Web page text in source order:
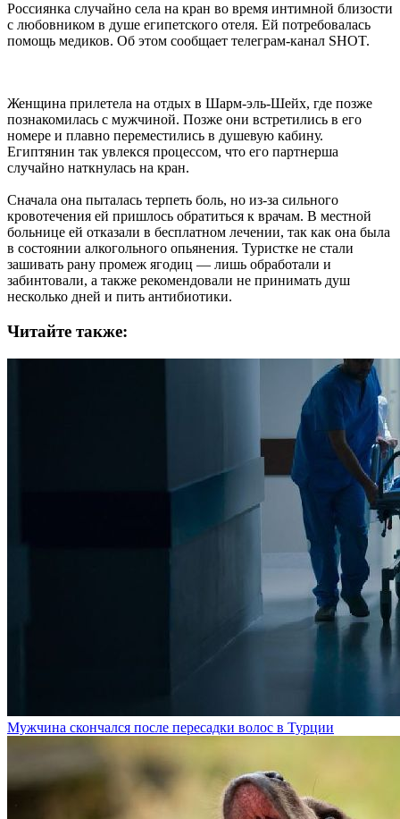
Россиянка случайно села на кран во время интимной близости
с любовником в душе египетского отеля. Ей потребовалась
помощь медиков. Об этом сообщает телеграм-канал SHOT.
Женщина прилетела на отдых в Шарм-эль-Шейх, где позже
познакомилась с мужчиной. Позже они встретились в его
номере и плавно переместились в душевую кабину.
Египтянин так увлекся процессом, что его партнерша
случайно наткнулась на кран.
Сначала она пыталась терпеть боль, но из-за сильного
кровотечения ей пришлось обратиться к врачам. В местной
больнице ей отказали в бесплатном лечении, так как она была
в состоянии алкогольного опьянения. Туристке не стали
зашивать рану промеж ягодиц — лишь обработали и
забинтовали, а также рекомендовали не принимать душ
несколько дней и пить антибиотики.
Читайте также:
Мужчина скончался после пересадки волос в Турции